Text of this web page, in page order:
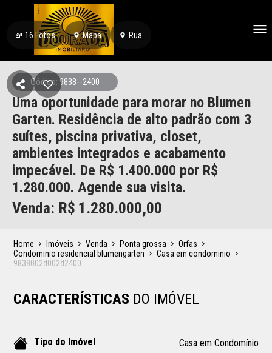
16 Fotos Mapa Rua
Código: 9838--2400
Uma oportunidade para morar no Blumen
Garten. Residência de alto padrão com 3
suítes, piscina privativa, closet,
ambientes integrados e acabamento
impecável. De R$ 1.400.000 por R$
1.280.000. Agende sua visita.
Venda: R$ 1.280.000,00
Home Imóveis Venda Ponta grossa
Orfas
Condominio residencial blumengarten
Casa em condominio
9838002d002d2400
CARACTERÍSTICAS DO IMÓVEL
Tipo do Imóvel Casa em Condomínio